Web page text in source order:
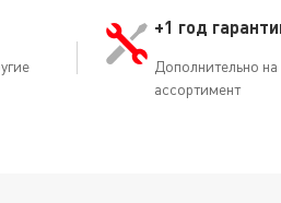
+1 год
Дополнительно
ассортимент